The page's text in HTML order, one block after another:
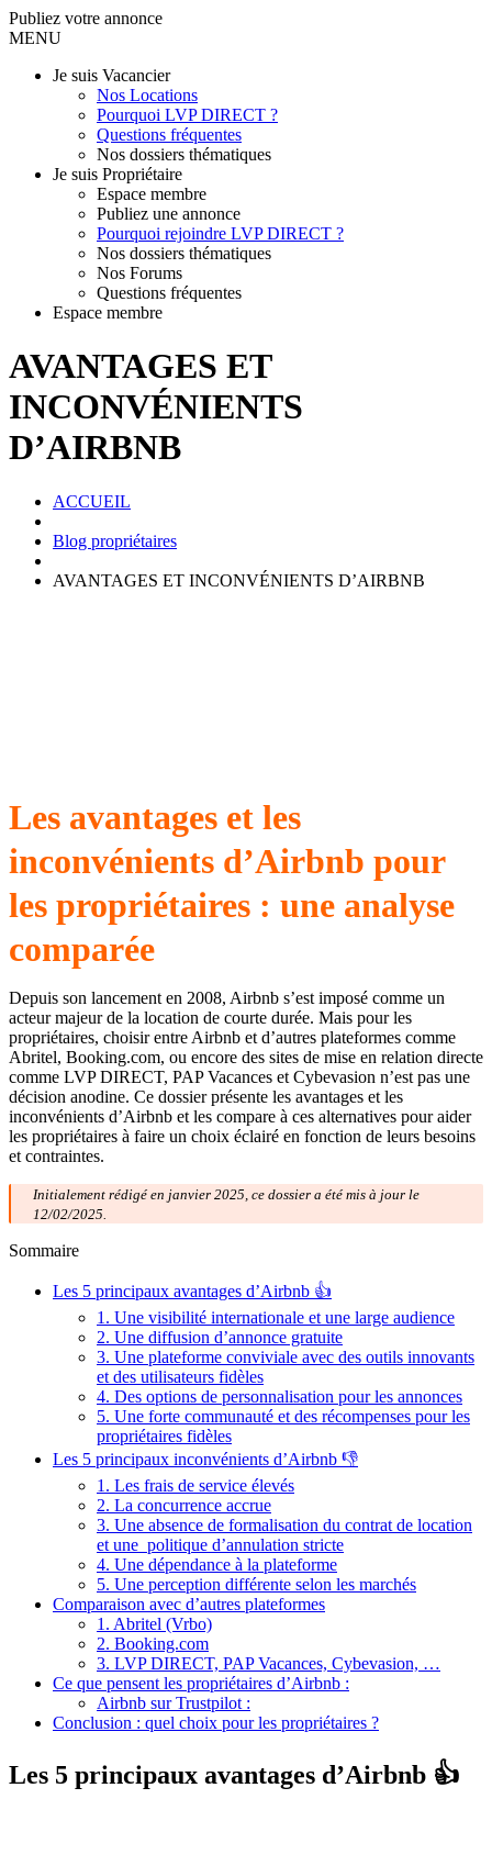
Publiez votre annonce
MENU
Je suis Vacancier
Nos Locations
Pourquoi LVP DIRECT ?
Questions fréquentes
Nos dossiers thématiques
Je suis Propriétaire
Espace membre
Publiez une annonce
Pourquoi rejoindre LVP DIRECT ?
Nos dossiers thématiques
Nos Forums
Questions fréquentes
Espace membre
AVANTAGES ET
INCONVÉNIENTS
D’AIRBNB
ACCUEIL
Blog propriétaires
AVANTAGES ET INCONVÉNIENTS D’AIRBNB
Les avantages et les
inconvénients d’Airbnb pour
les propriétaires : une analyse
comparée
Depuis son lancement en 2008, Airbnb s’est imposé comme un
acteur majeur de la location de courte durée. Mais pour les
propriétaires, choisir entre Airbnb et d’autres plateformes comme
Abritel, Booking.com, ou encore des sites de mise en relation directe
comme LVP DIRECT, PAP Vacances et Cybevasion n’est pas une
décision anodine. Ce dossier présente les avantages et les
inconvénients d’Airbnb et les compare à ces alternatives pour aider
les propriétaires à faire un choix éclairé en fonction de leurs besoins
et contraintes.
Initialement rédigé en janvier 2025, ce dossier a été mis à jour le
12/02/2025.
Sommaire
Les 5 principaux avantages d’Airbnb 👍
1. Une visibilité internationale et une large audience
2. Une diffusion d’annonce gratuite
3. Une plateforme conviviale avec des outils innovants
et des utilisateurs fidèles
4. Des options de personnalisation pour les annonces
5. Une forte communauté et des récompenses pour les
propriétaires fidèles
Les 5 principaux inconvénients d’Airbnb 👎
1. Les frais de service élevés
2. La concurrence accrue
3. Une absence de formalisation du contrat de location
et une politique d’annulation stricte
4. Une dépendance à la plateforme
5. Une perception différente selon les marchés
Comparaison avec d’autres plateformes
1. Abritel (Vrbo)
2. Booking.com
3. LVP DIRECT, PAP Vacances, Cybevasion, …
Ce que pensent les propriétaires d’Airbnb :
Airbnb sur Trustpilot :
Conclusion : quel choix pour les propriétaires ?
Les 5 principaux avantages d’Airbnb 👍